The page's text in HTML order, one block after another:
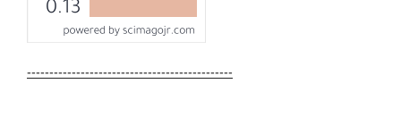
----------------------------------------------